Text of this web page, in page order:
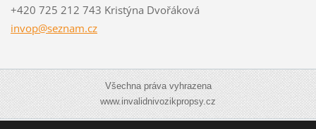
+420 725 212 743 Kristýna Dvořáková
invop@seznam.cz
Všechna práva vyhrazena
www.invalidnivozikpropsy.cz